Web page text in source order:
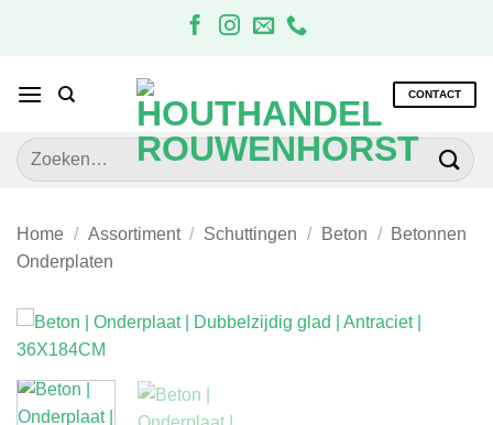
CONTACT
Zoeken
naar:
Home / Assortiment / Schuttingen / Beton /
Betonnen
Onderplaten